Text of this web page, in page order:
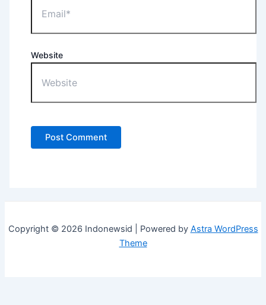
Website
Copyright © 2026 Indonewsid | Powered by Astra WordPress
Theme